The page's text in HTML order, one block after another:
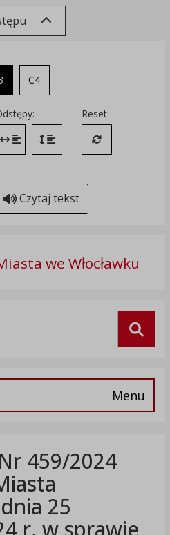
C4
Zmień odstęp między literami
Zmień interlinię i margines
Reset:
Przywróć
Czytaj tekst
we Włocławku
Menu
459/2024
25
r. w sprawie